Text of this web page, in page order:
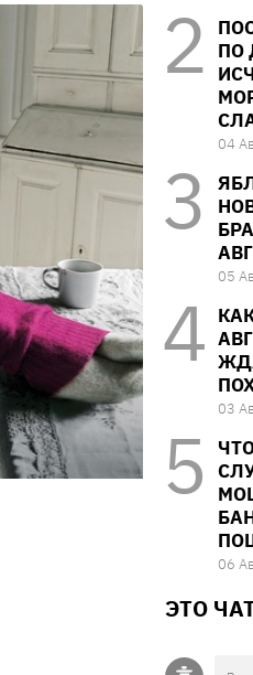
ПО
04
05
03
06
ЭТО